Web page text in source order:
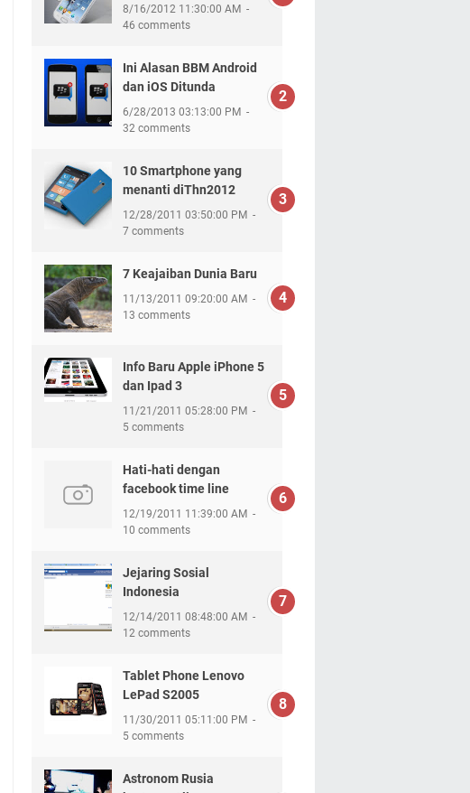
8/16/2012 11:30:00 AM
46 comments
Ini Alasan BBM Android
dan iOS Ditunda
6/28/2013 03:13:00 PM
32 comments
10 Smartphone yang
menanti diThn2012
12/28/2011 03:50:00 PM
7 comments
7 Keajaiban Dunia Baru
11/13/2011 09:20:00 AM
13 comments
Info Baru Apple iPhone 5
dan Ipad 3
11/21/2011 05:28:00 PM
5 comments
Hati-hati dengan
facebook time line
12/19/2011 11:39:00 AM
10 comments
Jejaring Sosial
Indonesia
12/14/2011 08:48:00 AM
12 comments
Tablet Phone Lenovo
LePad S2005
11/30/2011 05:11:00 PM
5 comments
Astronom Rusia